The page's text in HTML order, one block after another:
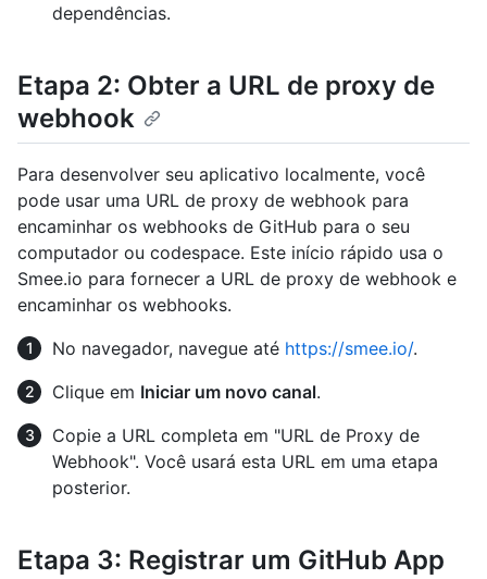
dependências.
Etapa 2: Obter a URL de proxy de
webhook
Para desenvolver seu aplicativo localmente, você
pode usar uma URL de proxy de webhook para
encaminhar os webhooks de GitHub para o seu
computador ou codespace. Este início rápido usa o
Smee.io para fornecer a URL de proxy de webhook e
encaminhar os webhooks.
No navegador, navegue até https://smee.io/.
Clique em Iniciar um novo canal.
Copie a URL completa em "URL de Proxy de
Webhook". Você usará esta URL em uma etapa
posterior.
Etapa 3: Registrar um GitHub App